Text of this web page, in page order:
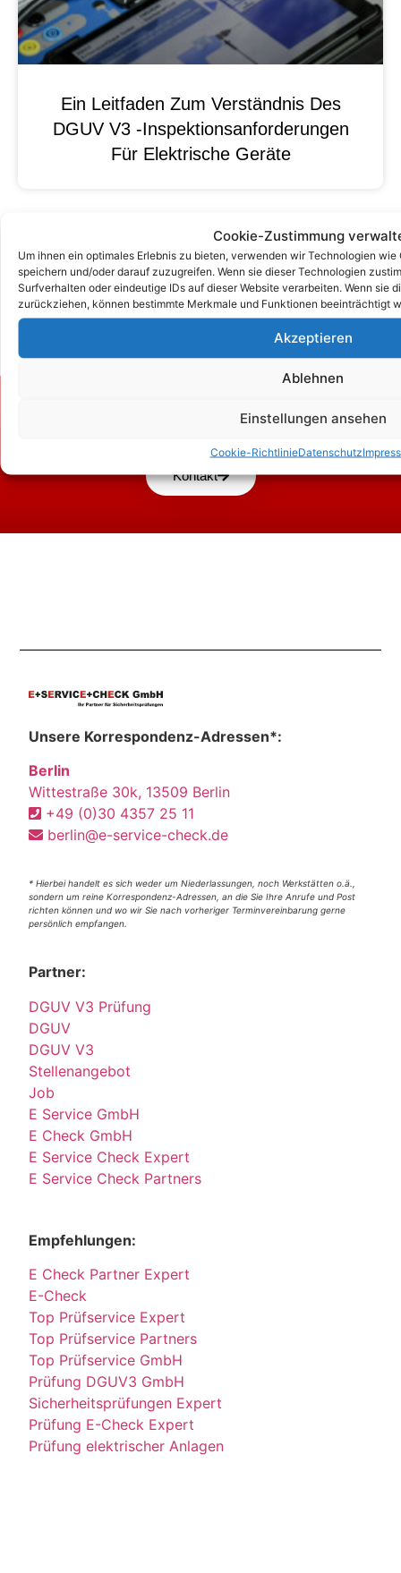
Cookie-Zustimmung
Um ihnen ein optimales Erlebnis zu bieten, verwenden wir Technologien
speichern und/oder darauf zuzugreifen. Wenn sie dieser Technologien
Surfverhalten oder eindeutige IDs auf dieser Website verarbeiten. Wenn sie
zurückziehen, können bestimmte Merkmale und Funktionen beeinträchtigt
Akzeptieren
Ablehnen
Einstellungen ansehen
Cookie-RichtlinieDatenschutz
Ein Leitfaden Zum Verständnis Des
DGUV V3 -Inspektionsanforderungen
Für Elektrische Geräte
Zum Kontaktformular
Kontakt
Unsere Korrespondenz-Adressen*:
Berlin
Wittestraße 30k, 13509 Berlin
+49 (0)30 4357 25 11
berlin@e-service-check.de
* Hierbei handelt es sich weder um Niederlassungen, noch Werkstätten o.ä.,
sondern um reine Korrespondenz-Adressen, an die Sie Ihre Anrufe und Post
richten können und wo wir Sie nach vorheriger Terminvereinbarung gerne
persönlich empfangen.
Partner:
DGUV V3 Prüfung
DGUV
DGUV V3
Stellenangebot
Job
E Service GmbH
E Check GmbH
E Service Check Expert
E Service Check Partners
Empfehlungen:
E Check Partner Expert
E-Check
Top Prüfservice Expert
Top Prüfservice Partners
Top Prüfservice GmbH
Prüfung DGUV3 GmbH
Sicherheitsprüfungen Expert
Prüfung E-Check Expert
Prüfung elektrischer Anlagen